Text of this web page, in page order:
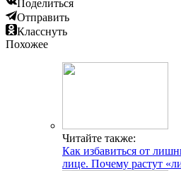
Поделиться
Отправить
Класснуть
Похожее
Читайте также:
Как избавиться от
лице. Почему растут